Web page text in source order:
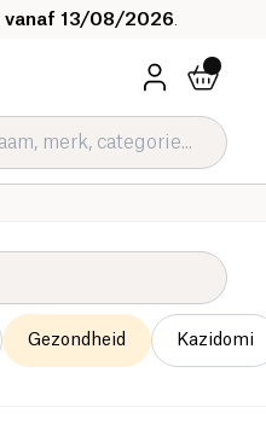
vanaf 13/08/2026
Gezondheid Kazidomi